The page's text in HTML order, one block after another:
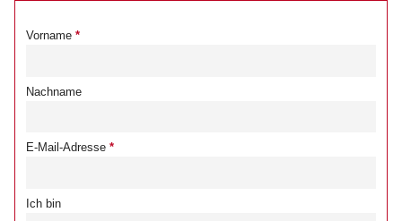
Vorname
Nachname
E-Mail-Adresse
Ich bin